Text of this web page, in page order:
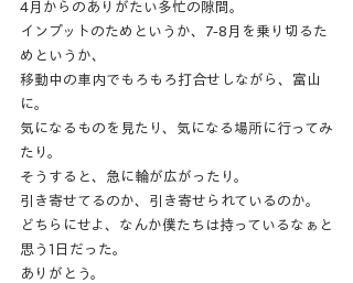
4月からのありがたい多忙の隙間。
インプットのためというか、7-8月を乗り切るた
めというか、
移動中の車内でもろもろ打合せしながら、富山
に。
気になるものを見たり、気になる場所に行ってみ
たり。
そうすると、急に輪が広がったり。
引き寄せてるのか、引き寄せられているのか。
どちらにせよ、なんか僕たちは持っているなぁと
思う1日だった。
ありがとう。